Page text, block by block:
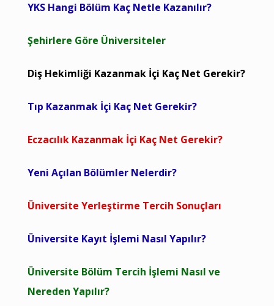
YKS Hangi Bölüm Kaç Netle Kazanılır?
Şehirlere Göre Üniversiteler
Diş Hekimliği Kazanmak İçi Kaç Net Gerekir?
Tıp Kazanmak İçi Kaç Net Gerekir?
Eczacılık Kazanmak İçi Kaç Net Gerekir?
Yeni Açılan Bölümler Nelerdir?
Üniversite Yerleştirme Tercih Sonuçları
Üniversite Kayıt İşlemi Nasıl Yapılır?
Üniversite Bölüm Tercih İşlemi Nasıl ve
Nereden Yapılır?